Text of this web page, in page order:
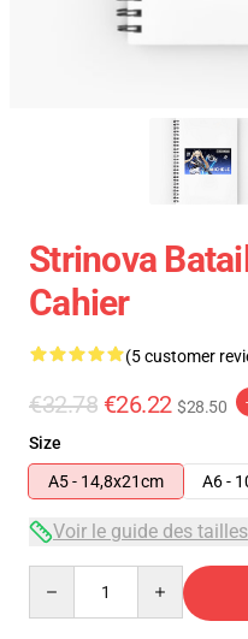
Strinova
Cahier
(5 customer
€32.78 €26.22 $28.50
Size
A5 - 14,8x21cm
A6 -
Voir le guide des tailles